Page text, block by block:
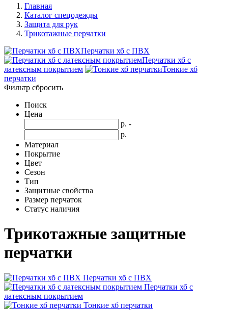
Главная
Каталог спецодежды
Защита для рук
Трикотажные перчатки
Перчатки хб с ПВХ
Перчатки хб с
латексным покрытием
Тонкие хб
перчатки
Фильтр сбросить
Поиск
Цена
р. -
р.
Материал
Покрытие
Цвет
Сезон
Тип
Защитные свойства
Размер перчаток
Статус наличия
Трикотажные защитные
перчатки
Перчатки хб с ПВХ
Перчатки хб с
латексным покрытием
Тонкие хб перчатки